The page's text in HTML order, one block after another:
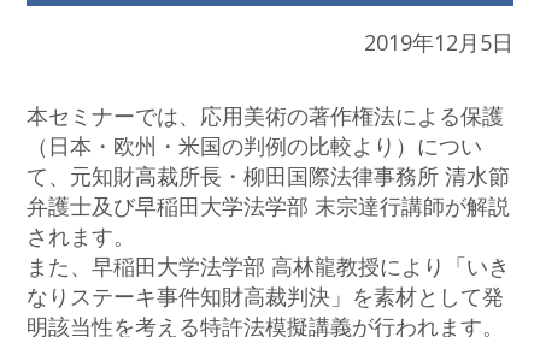
2019年12月5日
本セミナーでは、応用美術の著作権法による保護
（日本・欧州・米国の判例の比較より）につい
て、元知財高裁所長・柳田国際法律事務所 清水節
弁護士及び早稲田大学法学部 末宗達行講師が解説
されます。
また、早稲田大学法学部 高林龍教授により「いき
なりステーキ事件知財高裁判決」を素材として発
明該当性を考える特許法模擬講義が行われます。